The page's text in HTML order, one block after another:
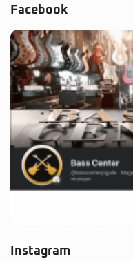
Facebook
Instagram